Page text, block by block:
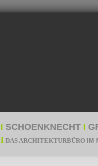
I SCHOENKNECHT I
I DAS ARCHITEKTURBÜRO M